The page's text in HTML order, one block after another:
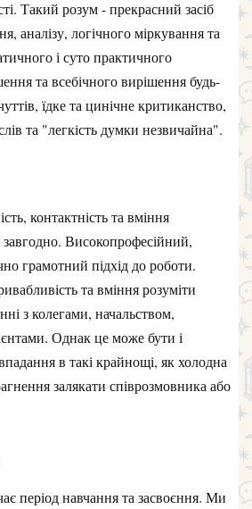
Такий розум - прекрасний засіб
аналізу, логічного міркування та
і суто практичного
та всебічного вирішення будь-
їдке та цинічне критиканство,
та "легкість думки незвичайна".
контактність та вміння
Високопрофесійний,
грамотний підхід до роботи.
та вміння розуміти
з колегами, начальством,
Однак це може бути і
в такі крайнощі, як холодна
залякати співрозмовника або
період навчання та засвоєння. Ми